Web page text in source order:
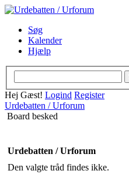
Søg
Kalender
Hjælp
Hej Gæst! Logind Register
Urdebatten / Urforum
Board besked
Urdebatten / Urforum
Den valgte tråd findes ikke.